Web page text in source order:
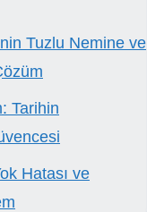
Tuzlu Nemine ve
Tarihin
Hatası ve